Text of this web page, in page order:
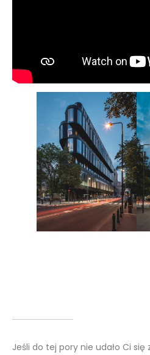
Jeśli do tej pory nie udało Ci